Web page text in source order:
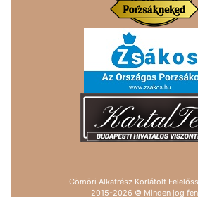
Gömöri Alkatrész Korlátolt
2015-2026 © Minden jog